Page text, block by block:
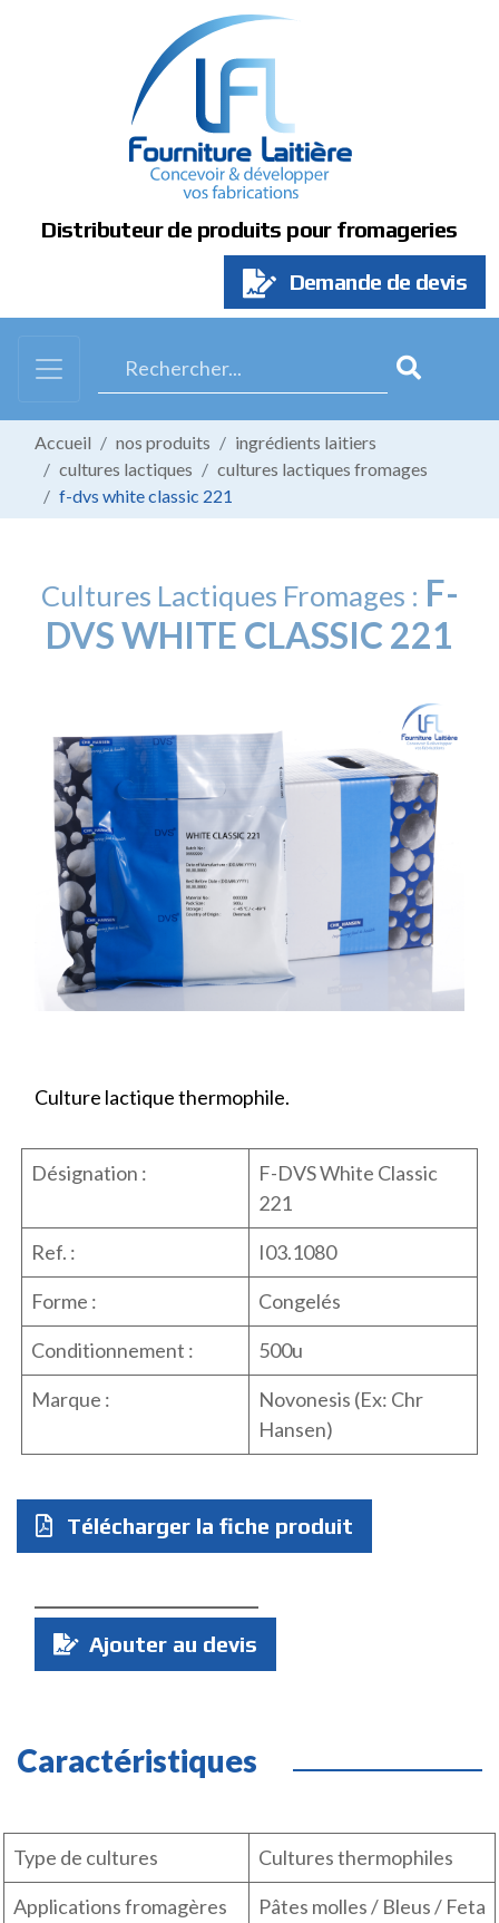
Distributeur de produits pour fromageries
Demande de devis
Accueil nos produits
ingrédients laitiers
cultures lactiques
cultures lactiques fromages
f-dvs white classic 221
Cultures Lactiques Fromages : F-
DVS WHITE CLASSIC 221
Culture lactique thermophile.
Désignation :
F-DVS White Classic
221
Ref. :
I03.1080
Forme :
Congelés
Conditionnement :
500u
Marque :
Novonesis (Ex: Chr
Hansen)
Télécharger la fiche produit
Quantité
Ajouter au devis
Caractéristiques
Type de cultures
Cultures thermophiles
Applications fromagères
Pâtes molles / Bleus / Feta
Panneau de gestion des cookies